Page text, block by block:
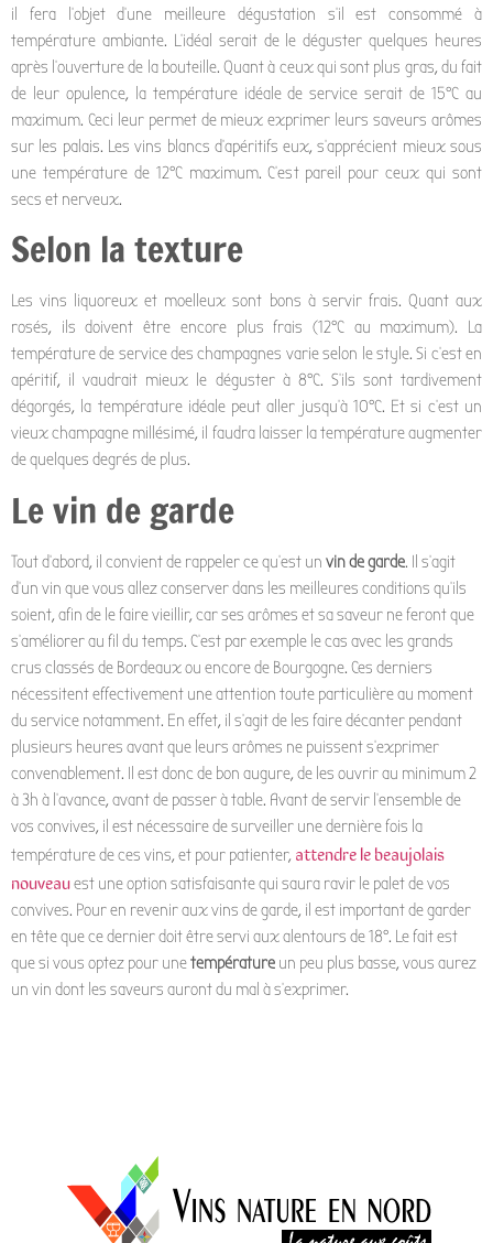
il fera l’objet d’une meilleure dégustation s’il est consommé à
température ambiante. L’idéal serait de le déguster quelques heures
après l’ouverture de la bouteille. Quant à ceux qui sont plus gras, du fait
de leur opulence, la température idéale de service serait de 15°C au
maximum. Ceci leur permet de mieux exprimer leurs saveurs arômes
sur les palais. Les vins blancs d’apéritifs eux, s’apprécient mieux sous
une température de 12°C maximum. C’est pareil pour ceux qui sont
secs et nerveux.
Selon la texture
Les vins liquoreux et moelleux sont bons à servir frais. Quant aux
rosés, ils doivent être encore plus frais (12°C au maximum). La
température de service des champagnes varie selon le style. Si c’est en
apéritif, il vaudrait mieux le déguster à 8°C. S’ils sont tardivement
dégorgés, la température idéale peut aller jusqu’à 10°C. Et si c’est un
vieux champagne millésimé, il faudra laisser la température augmenter
de quelques degrés de plus.
Le vin de garde
Tout d’abord, il convient de rappeler ce qu’est un vin de garde. Il s’agit
d’un vin que vous allez conserver dans les meilleures conditions qu’ils
soient, afin de le faire vieillir, car ses arômes et sa saveur ne feront que
s’améliorer au fil du temps. C’est par exemple le cas avec les grands
crus classés de Bordeaux ou encore de Bourgogne. Ces derniers
nécessitent effectivement une attention toute particulière au moment
du service notamment. En effet, il s’agit de les faire décanter pendant
plusieurs heures avant que leurs arômes ne puissent s’exprimer
convenablement. Il est donc de bon augure, de les ouvrir au minimum 2
à 3h à l’avance, avant de passer à table. Avant de servir l’ensemble de
vos convives, il est nécessaire de surveiller une dernière fois la
température de ces vins, et pour patienter, attendre le beaujolais
nouveauest une option satisfaisante qui saura ravir le palet de vos
convives. Pour en revenir aux vins de garde, il est important de garder
en tête que ce dernier doit être servi aux alentours de 18°. Le fait est
que si vous optez pour unetempérature un peu plus basse, vous aurez
un vin dont les saveurs auront du mal à s’exprimer.